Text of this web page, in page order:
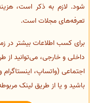
شود. لازم به ذکر است،
تعرفه‌های مجلات است.
برای کسب اطلاعات بیشتر در
داخلی و خارجی، می‌توانید
اجتماعی (واتساپ، اینستاگرام
باشید و یا از طریق لینک